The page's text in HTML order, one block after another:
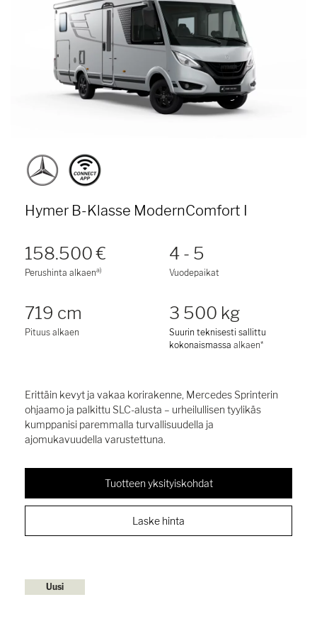
Hymer B-Klasse ModernComfort I
158.500 €
Perushinta alkaena)
4 - 5
Vuodepaikat
719 cm
Pituus alkaen
3 500 kg
Suurin teknisesti sallittu
kokonaismassa alkaen*
Erittäin kevyt ja vakaa korirakenne, Mercedes Sprinterin
ohjaamo ja palkittu SLC-alusta – urheilullisen tyylikäs
kumppanisi paremmalla turvallisuudella ja
ajomukavuudella varustettuna.
Tuotteen yksityiskohdat
Laske hinta
Uusi